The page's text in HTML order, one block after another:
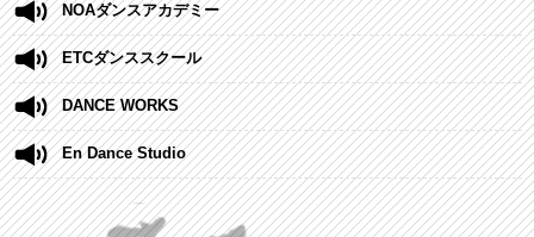
NOAダンスアカデミー
ETCダンススクール
DANCE WORKS
En Dance Studio